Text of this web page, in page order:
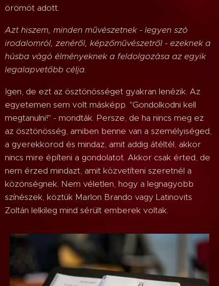
örömöt adott.
Azt hiszem, minden művészetnek - legyen szó
irodalomról, zenéről, képzőművészetről - ezeknek a
húsba vágó élményeknek a feldolgozása az egyik
legalapvetőbb célja.
Igen, de ezt az ösztönösséget gyakran lenézik. Az
egyetemen sem volt másképp. "Gondolkodni kell
megtanulni!" - mondták. Persze, de ha nincs meg ez
az ösztönösség, amiben benne van a személyiséged,
a gyerekkorod és mindaz, amit addig átéltél, akkor
nincs mire építeni a gondolatot. Akkor csak érted, de
nem érzed mindazt, amit közvetíteni szeretnél a
közönségnek. Nem véletlen, hogy a legnagyobb
színészek, köztük Marlon Brando vagy Latinovits
Zoltán lelkileg mind sérült emberek voltak.